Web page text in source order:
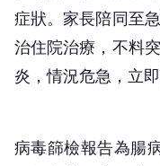
症狀。家長陪同至
治住院治療，不料
炎，情況危急，立
病毒篩檢報告為腸